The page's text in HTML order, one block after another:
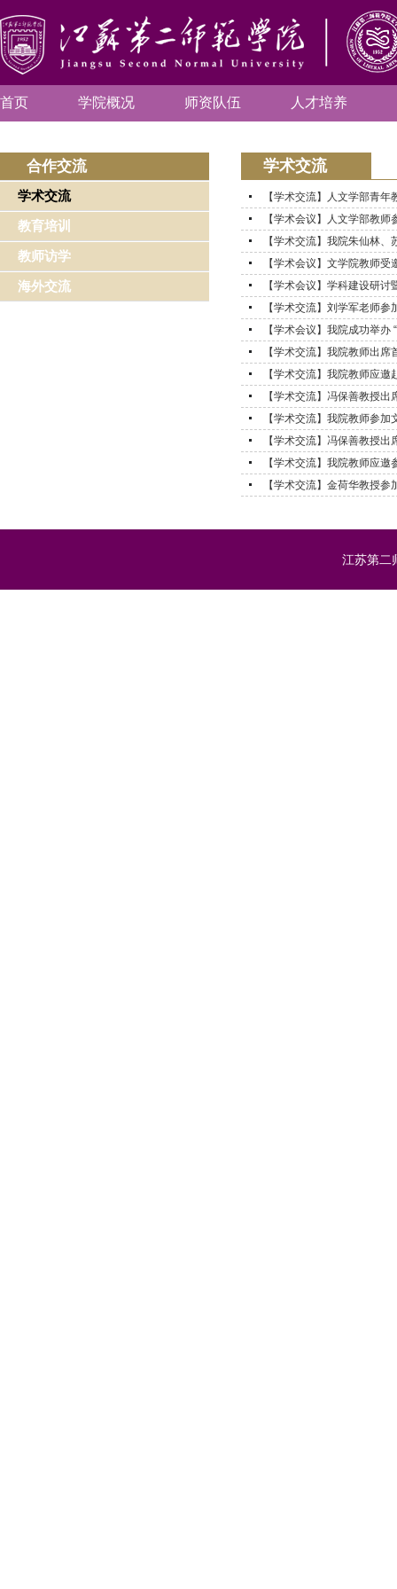
首页 学院概况 师资队伍 人才培养
合作交流
学术交流
教育培训
教师访学
海外交流
学术交流
【学术交流】人文学部青
【学术会议】人文学部教师
【学术交流】我院朱仙林
【学术会议】文学院教师
【学术会议】学科建设研
【学术交流】刘学军老师参
【学术会议】我院成功举办
【学术交流】我院教师出
【学术交流】我院教师应
【学术交流】冯保善教授
【学术交流】我院教师参
【学术交流】冯保善教授
【学术交流】我院教师应
【学术交流】金荷华教授
江苏第二